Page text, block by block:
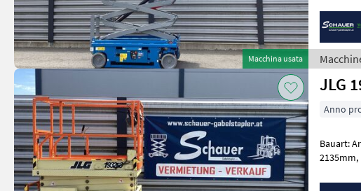
Macchina usata
JLG
Anno
Bauart: